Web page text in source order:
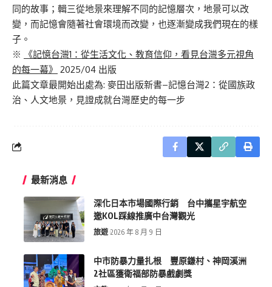
同的故事；輯三從地景來理解不同的記憶層次，地景可以改
變，而記憶會隨著社會環境而改變，也逐漸變成我們現在的樣
子。
※
《記憶台灣1：從生活文化、教育信仰，看見台灣多元視角
的每一幕》
2025/04 出版
此篇文章最開始出處為: 麥田出版新書–記憶台灣2：從國族政
治、人文地景，見證成就台灣歷史的每一步
最新消息
深化日本市場國際行銷 台中攜星宇航空
邀KOL踩線推廣中台灣觀光
旅遊 2026 年 8 月 9 日
中市防暴力量扎根 豐原鎌村、神岡溪洲
2社區獲衛福部防暴戲劇獎